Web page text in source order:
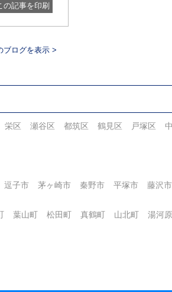
の記事を印刷
ブログを表示 >
栄区 瀬谷区 都筑区 鶴見区 戸塚区
逗子市 茅ヶ崎市 秦野市 平塚市 藤沢市
葉山町 松田町 真鶴町 山北町 湯河